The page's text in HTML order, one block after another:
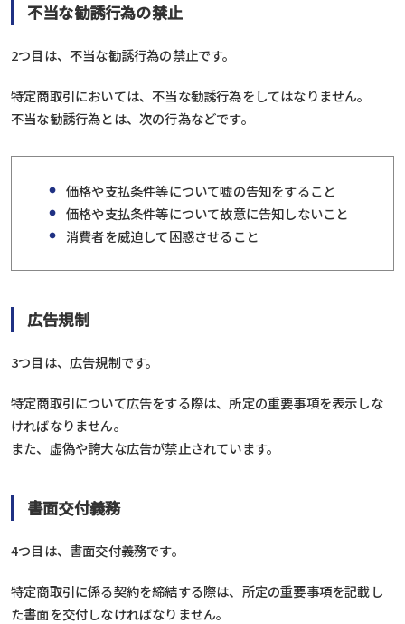
不当な勧誘行為の禁止
2つ目は、不当な勧誘行為の禁止です。
特定商取引においては、不当な勧誘行為をしてはなりません。
不当な勧誘行為とは、次の行為などです。
価格や支払条件等について嘘の告知をすること
価格や支払条件等について故意に告知しないこと
消費者を威迫して困惑させること
広告規制
3つ目は、広告規制です。
特定商取引について広告をする際は、所定の重要事項を表示しな
ければなりません。
また、虚偽や誇大な広告が禁止されています。
書面交付義務
4つ目は、書面交付義務です。
特定商取引に係る契約を締結する際は、所定の重要事項を記載し
た書面を交付しなければなりません。